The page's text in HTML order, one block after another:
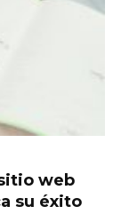
web
su éxito